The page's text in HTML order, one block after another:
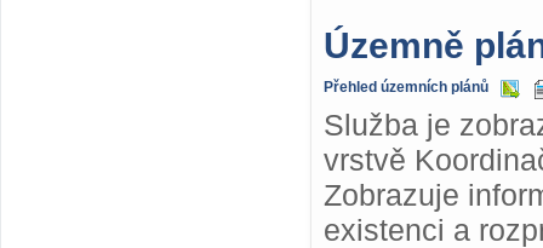
Územně
Přehled územních plánů
Služba je
vrstvě
Zobrazuje
existenci a